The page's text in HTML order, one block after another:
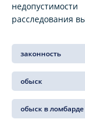
расследования
законность
обыск
обыск в ломбарде